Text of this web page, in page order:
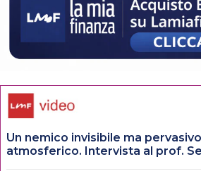
Un nemico invisibile ma
atmosferico. Intervista al prof.